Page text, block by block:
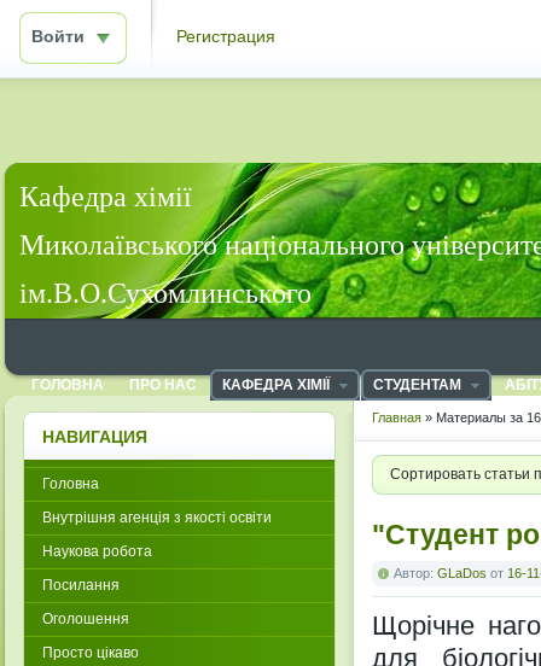
Войти Регистрация
Кафедра хімії
Миколаївського національного
ім.В.О.Сухомлинського
ГОЛОВНА ПРО НАС КАФЕДРА ХІМІЇ СТУДЕНТАМ
Главная » Материалы за
Сортировать статьи
"Студент
Автор: GLaDos от 16-
Щорічне
для
НАВИГАЦИЯ
Головна
Внутрішня агенція з якості освіти
Наукова робота
Посилання
Оголошення
Просто цікаво